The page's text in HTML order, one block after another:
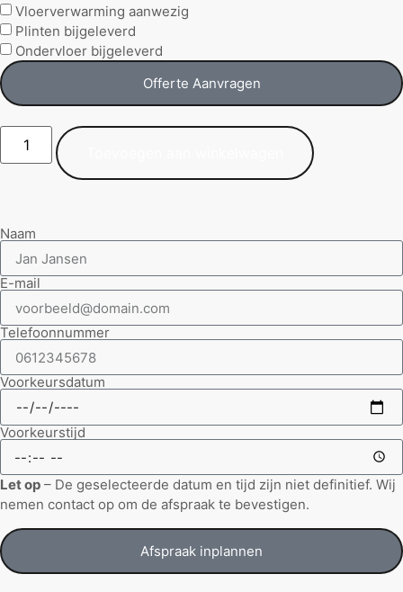
Vloerverwarming aanwezig
Plinten bijgeleverd
Ondervloer bijgeleverd
Offerte Aanvragen
Naam
E-mail
Telefoonnummer
Voorkeursdatum
Voorkeurstijd
Let op – De geselecteerde datum en tijd zijn niet definitief. Wij
nemen contact op om de afspraak te bevestigen.
Afspraak inplannen